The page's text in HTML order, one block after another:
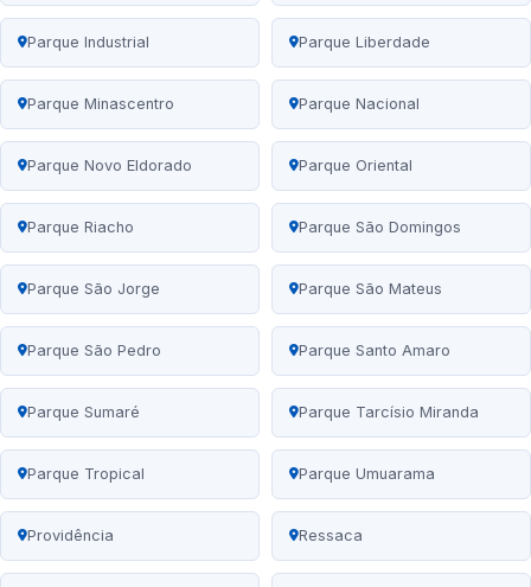
Parque Industrial Parque Liberdade
Parque Minascentro Parque Nacional
Parque Novo Eldorado Parque Oriental
Parque Riacho Parque São Domingos
Parque São Jorge Parque São Mateus
Parque São Pedro Parque Santo Amaro
Parque Sumaré Parque Tarcísio Miranda
Parque Tropical Parque Umuarama
Providência Ressaca